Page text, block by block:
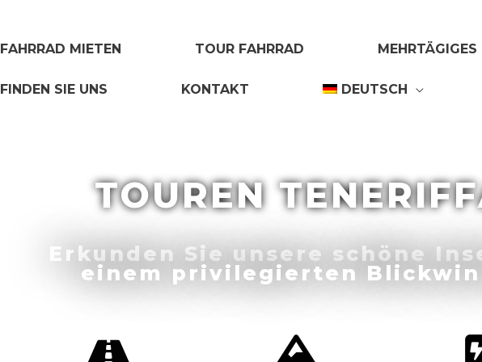
FAHRRAD MIETEN TOUR FAHRRAD MEHRTÄGIGES
FINDEN SIE UNS KONTAKT DEUTSCH
TOUREN
Erkunden Sie unsere schöne
einem privilegierten